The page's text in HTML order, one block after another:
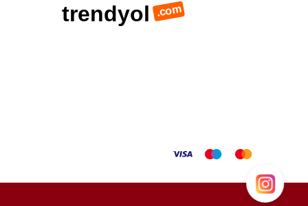
trendyol .com